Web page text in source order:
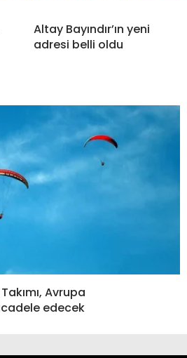
Altay Bayındır’ın yeni
adresi belli oldu
Avrupa
edecek